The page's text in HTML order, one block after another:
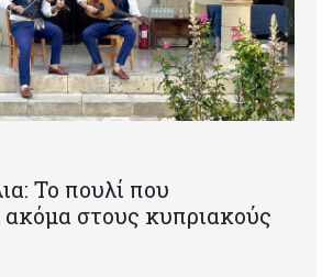
Το πουλί που
ακόμα στους κυπριακούς